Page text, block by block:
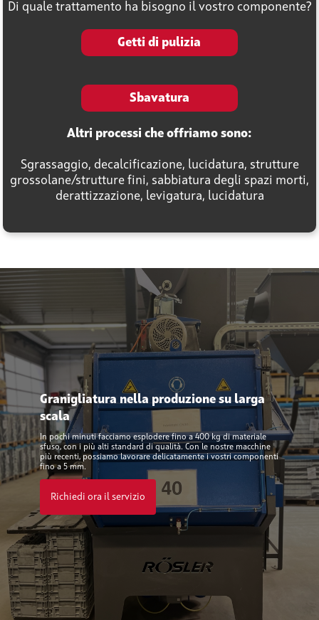
Di quale trattamento ha bisogno il vostro componente?
Getti di pulizia
Sbavatura
Altri processi che offriamo sono:
Sgrassaggio, decalcificazione, lucidatura, strutture
grossolane/strutture fini, sabbiatura degli spazi morti,
derattizzazione, levigatura, lucidatura
Granigliatura nella produzione su larga
scala
In pochi minuti facciamo esplodere fino a 400 kg di materiale
sfuso, con i più alti standard di qualità. Con le nostre macchine
più recenti, possiamo lavorare delicatamente i vostri componenti
fino a 5 mm.
Richiedi ora il servizio